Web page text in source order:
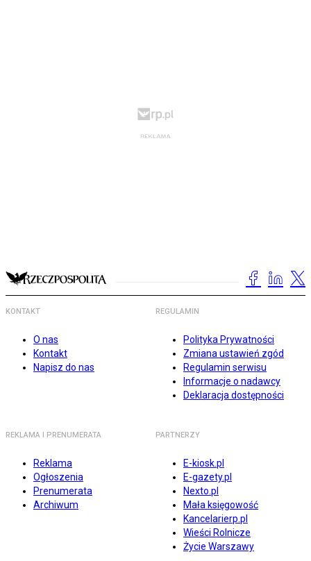
KONTAKT
O nas
Kontakt
Napisz do nas
REGULAMIN
Polityka Prywatności
Zmiana ustawień zgód
Regulamin serwisu
Informacje o nadawcy
Deklaracja dostępności
REKLAMA I PRENUMERATA
Reklama
Ogłoszenia
Prenumerata
Archiwum
PARTNERZY
E-kiosk.pl
E-gazety.pl
Nexto.pl
Mała księgowość
Kancelarierp.pl
Wieści Rolnicze
Życie Warszawy